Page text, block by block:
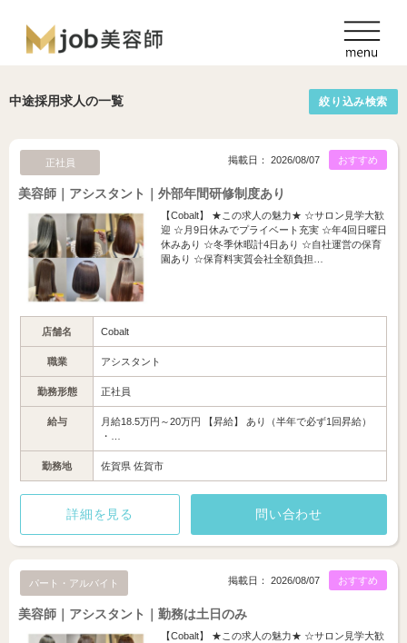
中途採用求人の一覧 絞り込み検索
正社員 おすすめ
掲載日： 2026/08/07
美容師｜アシスタント｜外部年間研修制度あり
【Cobalt】 ★この求人の魅力★ ☆サロン見学大歓
迎 ☆月9日休みでプライベート充実 ☆年4回日曜日
休みあり ☆冬季休暇計4日あり ☆自社運営の保育
園あり ☆保育料実質会社全額負担…
店舗名 Cobalt
職業 アシスタント
勤務形態 正社員
給与
月給18.5万円～20万円 【昇給】 あり（半年で必ず1回昇給）
・…
勤務地 佐賀県 佐賀市
詳細を見る 問い合わせ
パート・アルバイト おすすめ
掲載日： 2026/08/07
美容師｜アシスタント｜勤務は土日のみ
【Cobalt】 ★この求人の魅力★ ☆サロン見学大歓